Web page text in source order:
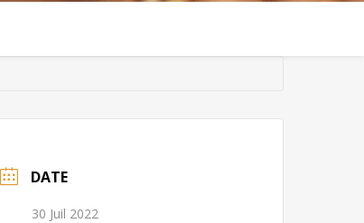
DATE
30 Juil 2022